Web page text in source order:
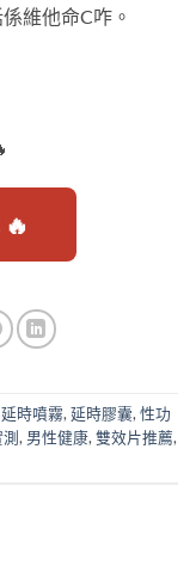
維他命C咋。
延時噴霧,延時膠囊,性功
, 男性健康,雙效片推薦,